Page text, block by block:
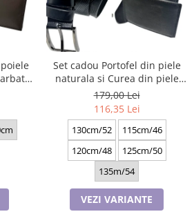
Set cadou Portofel din piele
naturala si Curea din piele
ecologica A-2316-4N, latime
curea 3.5cm, e-CADOU
179,00 Lei
116,35 Lei
130cm/52
115cm/46
120cm/48
125cm/50
135m/54
VEZI VARIANTE